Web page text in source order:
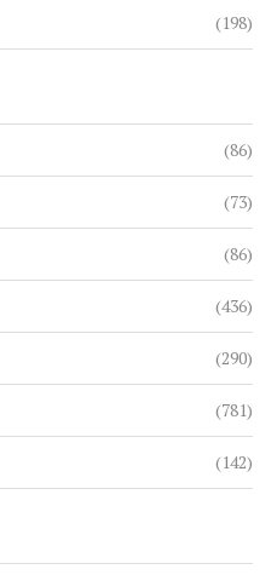
(198)
(86)
(73)
(86)
(436)
(290)
(781)
(142)